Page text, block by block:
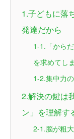
1.子どもに落
発達だから
1-1.「から
を求めてし
1-2.集中力
2.解決の鍵は
ン」を理解す
2-1.脳が粗